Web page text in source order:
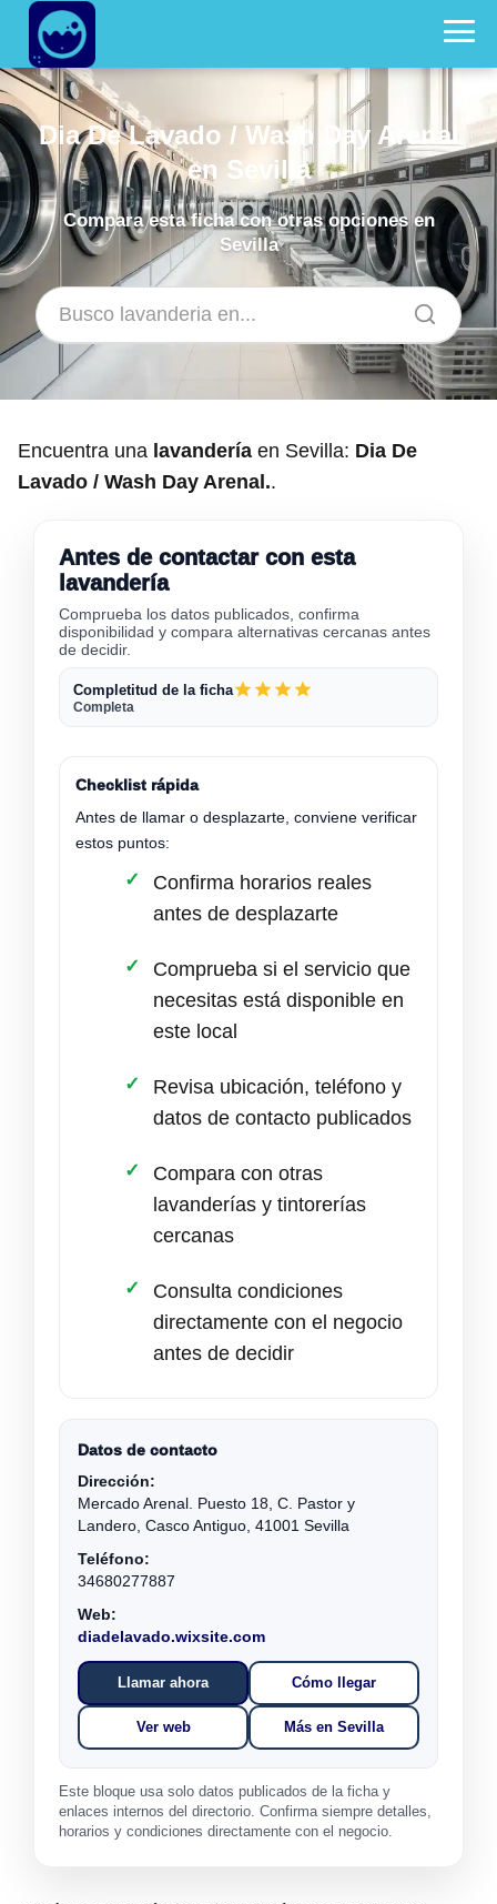
Dia De Lavado / Wash Day Arenal
en Sevilla
Compara esta ficha con otras opciones en
Sevilla
Encuentra una lavandería en Sevilla: Dia De
Lavado / Wash Day Arenal..
Antes de contactar con esta
lavandería
Comprueba los datos publicados, confirma
disponibilidad y compara alternativas cercanas antes
de decidir.
Completitud de la ficha
Completa
Checklist rápida
Antes de llamar o desplazarte, conviene verificar
estos puntos:
Confirma horarios reales
antes de desplazarte
Comprueba si el servicio que
necesitas está disponible en
este local
Revisa ubicación, teléfono y
datos de contacto publicados
Compara con otras
lavanderías y tintorerías
cercanas
Consulta condiciones
directamente con el negocio
antes de decidir
Datos de contacto
Dirección:
Mercado Arenal. Puesto 18, C. Pastor y
Landero, Casco Antiguo, 41001 Sevilla
Teléfono:
34680277887
Web:
diadelavado.wixsite.com
Llamar ahora Cómo llegar
Ver web Más en Sevilla
Este bloque usa solo datos publicados de la ficha y
enlaces internos del directorio. Confirma siempre detalles,
horarios y condiciones directamente con el negocio.